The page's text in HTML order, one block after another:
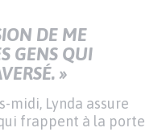
DE ME
GENS QUI
»
midi, Lynda assure
frappent à la porte